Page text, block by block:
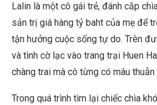
Lalin là một cô gái trẻ, đánh cắp
sản trị giá hàng tỷ baht của mẹ để
tận hưởng cuộc sống tự do. Trên
và tình cờ lạc vào trang trại Huen
chàng trai mà cô từng có mâu
Trong quá trình tìm lại chiếc chìa